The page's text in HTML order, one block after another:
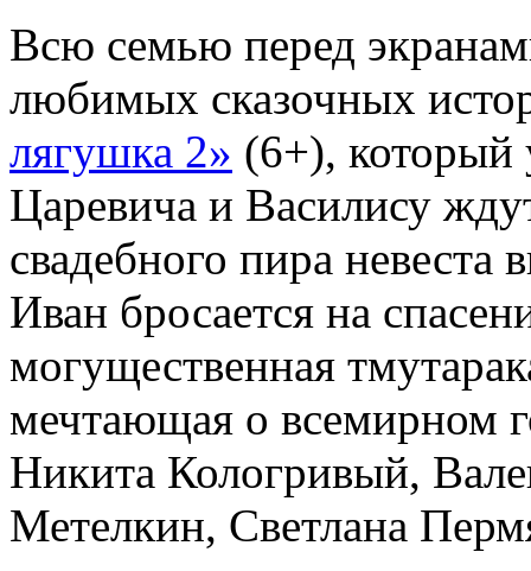
Всю семью перед
любимых сказочных
лягушка 2» (6+), который
Царевича и Василису
свадебного пира невеста
Иван бросается на
могущественная
мечтающая о всемирном
Никита Кологривый,
Метелкин, Светлана